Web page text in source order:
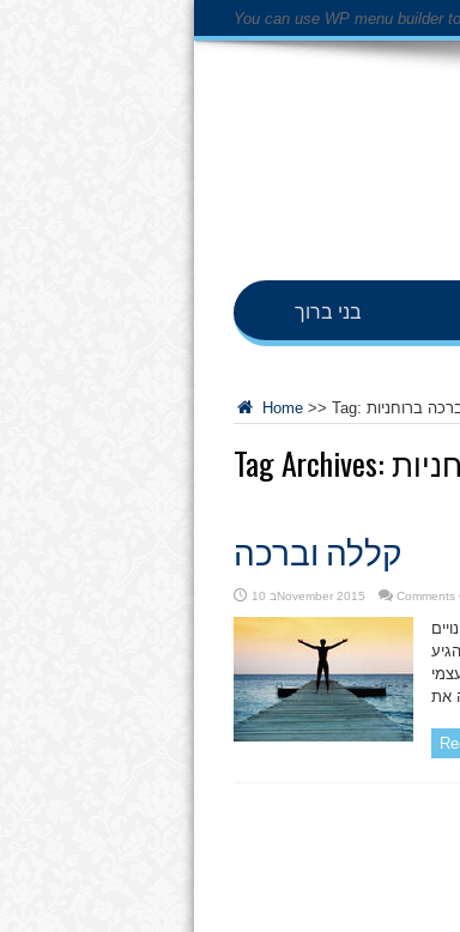
You can use WP menu builder
בני ברוך
Home >> Tag: ברוחניות
Tag Archives:
קללה וברכה
10 בNovember 2015 Comments